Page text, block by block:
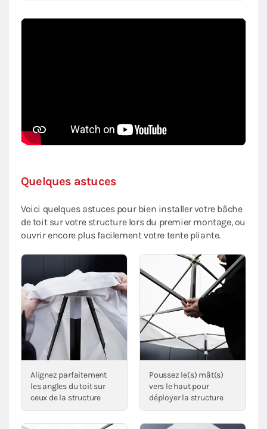
Quelques astuces
Voici quelques astuces pour bien installer votre bâche
de toit sur votre structure lors du premier montage, ou
ouvrir encore plus facilement votre tente pliante.
Alignez parfaitement
les angles du toit sur
ceux de la structure
Poussez le(s) mât(s)
vers le haut pour
déployer la structure